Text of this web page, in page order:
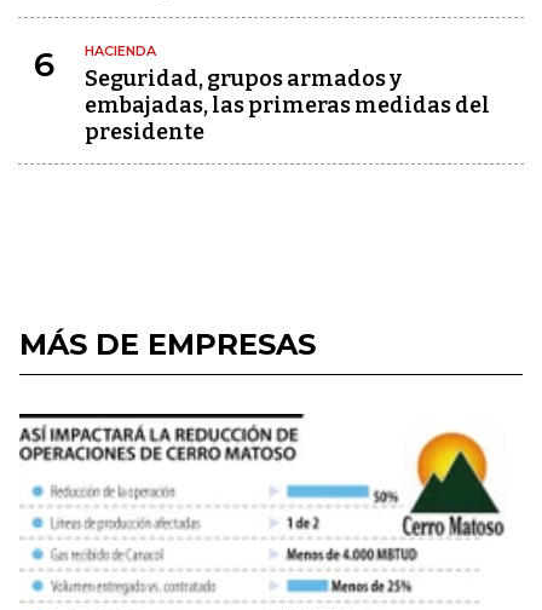
6 HACIENDA
Seguridad, grupos armados y
embajadas, las primeras medidas del
presidente
MÁS DE EMPRESAS